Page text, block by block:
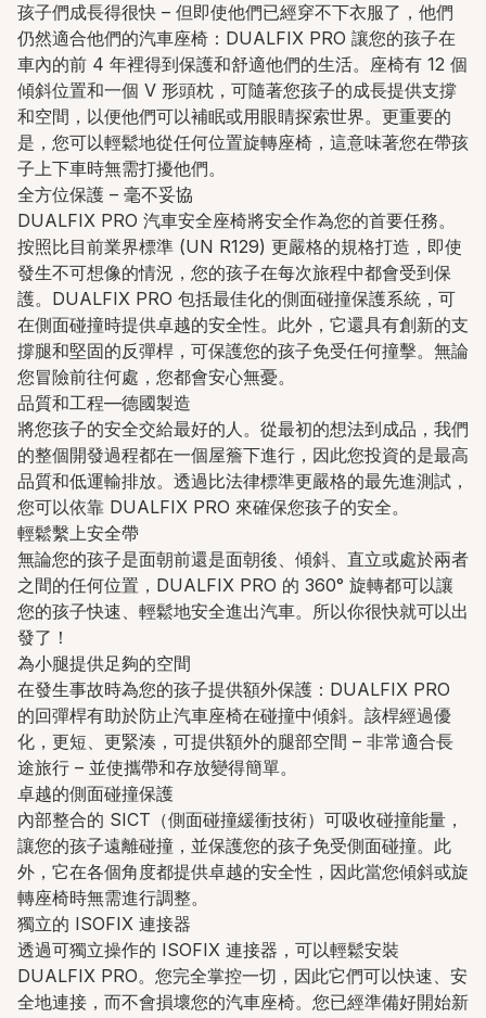
孩子們成長得很快 – 但即使他們已經穿不下衣服了，他們
仍然適合他們的汽車座椅：DUALFIX PRO 讓您的孩子在
車內的前 4 年裡得到保護和舒適他們的生活。座椅有 12 個
傾斜位置和一個 V 形頭枕，可隨著您孩子的成長提供支撐
和空間，以便他們可以補眠或用眼睛探索世界。更重要的
是，您可以輕鬆地從任何位置旋轉座椅，這意味著您在帶孩
子上下車時無需打擾他們。
全方位保護 – 毫不妥協
DUALFIX PRO 汽車安全座椅將安全作為您的首要任務。
按照比目前業界標準 (UN R129) 更嚴格的規格打造，即使
發生不可想像的情況，您的孩子在每次旅程中都會受到保
護。DUALFIX PRO 包括最佳化的側面碰撞保護系統，可
在側面碰撞時提供卓越的安全性。此外，它還具有創新的支
撐腿和堅固的反彈桿，可保護您的孩子免受任何撞擊。無論
您冒險前往何處，您都會安心無憂。
品質和工程—德國製造
將您孩子的安全交給最好的人。從最初的想法到成品，我們
的整個開發過程都在一個屋簷下進行，因此您投資的是最高
品質和低運輸排放。透過比法律標準更嚴格的最先進測試，
您可以依靠 DUALFIX PRO 來確保您孩子的安全。
輕鬆繫上安全帶
無論您的孩子是面朝前還是面朝後、傾斜、直立或處於兩者
之間的任何位置，DUALFIX PRO 的 360° 旋轉都可以讓
您的孩子快速、輕鬆地安全進出汽車。所以你很快就可以出
發了！
為小腿提供足夠的空間
在發生事故時為您的孩子提供額外保護：DUALFIX PRO
的回彈桿有助於防止汽車座椅在碰撞中傾斜。該桿經過優
化，更短、更緊湊，可提供額外的腿部空間 – 非常適合長
途旅行 – 並使攜帶和存放變得簡單。
卓越的側面碰撞保護
內部整合的 SICT（側面碰撞緩衝技術）可吸收碰撞能量，
讓您的孩子遠離碰撞，並保護您的孩子免受側面碰撞。此
外，它在各個角度都提供卓越的安全性，因此當您傾斜或旋
轉座椅時無需進行調整。
獨立的 ISOFIX 連接器
透過可獨立操作的 ISOFIX 連接器，可以輕鬆安裝
DUALFIX PRO。您完全掌控一切，因此它們可以快速、安
全地連接，而不會損壞您的汽車座椅。您已經準備好開始新